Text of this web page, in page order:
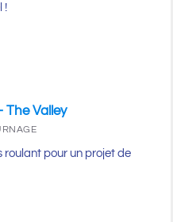
!
The Valley
roulant pour un projet de